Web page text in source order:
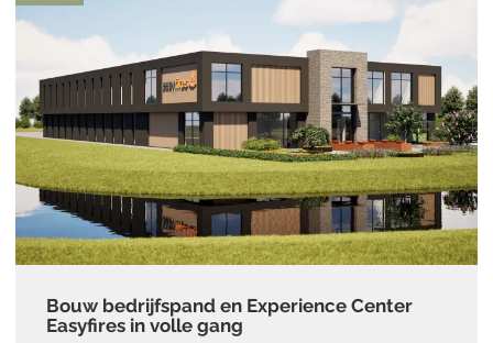
Bouw bedrijfspand en Experience Center
Easyfires in volle gang